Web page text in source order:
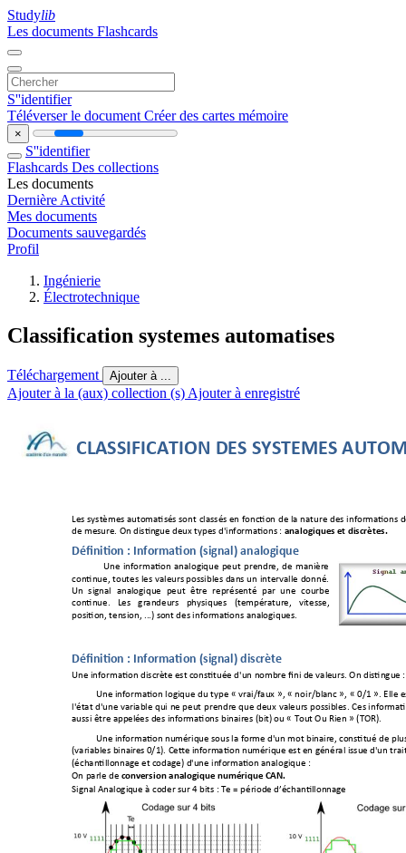
Studylib
Les documents Flashcards
S''identifier
Téléverser le document Créer des cartes mémoire
×
S''identifier
Flashcards Des collections
Les documents
Dernière Activité
Mes documents
Documents sauvegardés
Profil
Ingénierie
Électrotechnique
Classification systemes automatises
Téléchargement Ajouter à ...
Ajouter à la (aux) collection (s) Ajouter à enregistré
CLASSIFICATION DES SYSTEMES A
Les systèmes automatisés sont classés en fonction de la nature des informations
de mesure. On distingue deux types d'informations : analogiques et discrètes.
Définition : Information (signal) analogique
Une information analogique peut prendre, de manière
continue, toutes les valeurs possibles dans un intervalle donné.
Un signal analogique peut être représenté par une courbe
continue.
Les grandeurs physiques (température,
vitesse,
position, tension, ...) sont des informations analogiques.
Définition : Information (signal) discrète
Une information discrète est constituée d'un nombre fini de valeurs. On distingue
Une information logique du type « vrai/faux », « noir/blanc », « 0/1 ». Elle
l'état d'une variable qui ne peut prendre que deux valeurs possibles. Ces
aussi être appelées des informations binaires (bit) ou « Tout Ou Rien » (TOR).
Une information numérique sous la forme d'un mot binaire, constitué de
(variables binaires 0/1). Cette information numérique est en général issue d'un
(échantillonnage et codage) d'une information analogique :
On parle de conversion analogique numérique CAN.
Signal Analogique à coder sur 4 bits : Te = période d’échantillonnage